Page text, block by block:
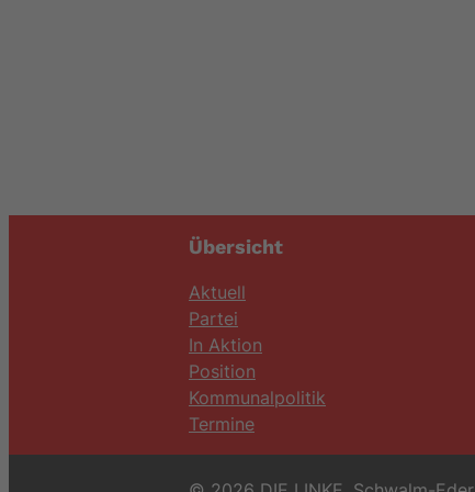
Übersicht
Aktuell
Partei
In Aktion
Position
Kommunalpolitik
Termine